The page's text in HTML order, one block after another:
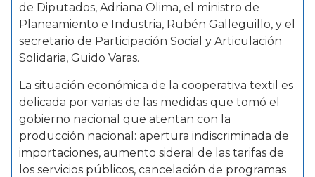
de Diputados, Adriana Olima, el ministro de
Planeamiento e Industria, Rubén Galleguillo, y el
secretario de Participación Social y Articulación
Solidaria, Guido Varas.
La situación económica de la cooperativa textil es
delicada por varias de las medidas que tomó el
gobierno nacional que atentan con la
producción nacional: apertura indiscriminada de
importaciones, aumento sideral de las tarifas de
los servicios públicos, cancelación de programas